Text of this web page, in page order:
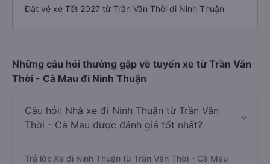
Đặt vé xe Tết 2027 từ Trần Văn Thời đi Ninh Thuận
Những câu hỏi thường gặp về tuyến xe từ Trần Văn
Thời - Cà Mau đi Ninh Thuận
Câu hỏi: Nhà xe đi Ninh Thuận từ Trần Văn
Thời - Cà Mau được đánh giá tốt nhất?
Trả lời: Xe đi Ninh Thuận từ Trần Văn Thời - Cà Mau